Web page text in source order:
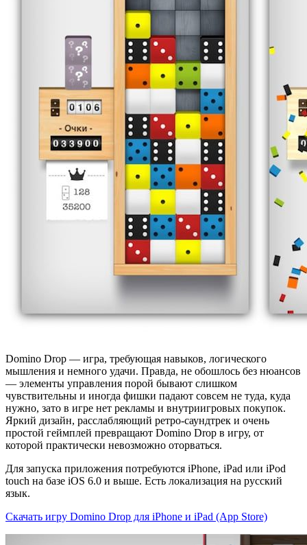
Domino Drop — игра, требующая навыков, логического
мышления и немного удачи. Правда, не обошлось без нюансов
— элементы управления порой бывают слишком
чувствительны и иногда фишки падают совсем не туда, куда
нужно, зато в игре нет рекламы и внутриигровых покупок.
Яркий дизайн, расслабляющий ретро-саундтрек и очень
простой геймплей превращают Domino Drop в игру, от
которой практически невозможно оторваться.
Для запуска приложения потребуются iPhone, iPad или iPod
touch на базе iOS 6.0 и выше. Есть локализация на русский
язык.
Скачать игру Domino Drop для iPhone и iPad (App Store)